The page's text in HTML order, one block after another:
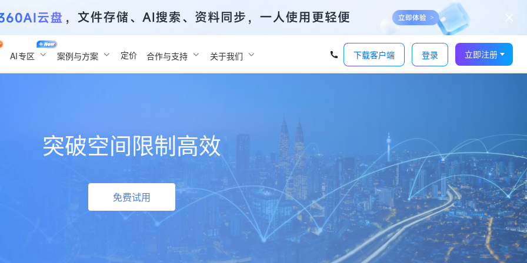
AI专区 案例与方案 定价 合作与支持 关于我们 下载客户端 登录 立即注册
突破空间限制高效
免费试用